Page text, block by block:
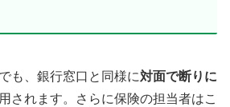
も、銀行窓口と同様に対面で断りに
されます。さらに保険の担当者はこ